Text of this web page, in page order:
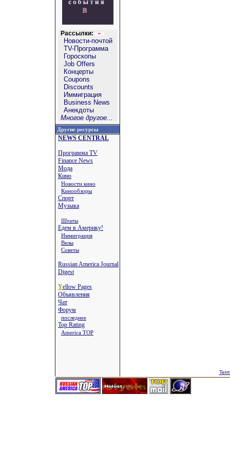
Рассылки:
Новости-почтой
TV-Программа
Гороскопы
Job Offers
Концерты
Coupons
Discounts
Иммиграция
Business News
Анекдоты
Многое другое...
Другие ресурсы
NEWS CENTRAL
Программа TV
Finance News
Мода
Кино
Новости кино
Кинообзоры
Спорт
Музыка
Штаты
Едем в Америку!
Иммиграция
Визы
Советы
Russian America Journal
Digest
Yellow Pages
Объявления
Чат
Форум
последнее
Top Rating
America TOP